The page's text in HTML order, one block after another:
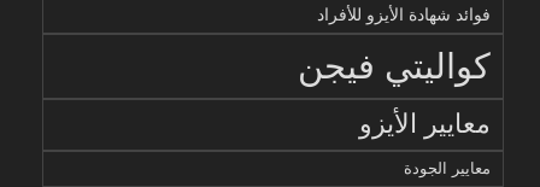
فوائد شهادة الأيزو للأفراد
كواليتي فيجن
معايير الأيزو
معايير الجودة